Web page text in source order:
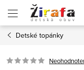
obsah
Detské topánky